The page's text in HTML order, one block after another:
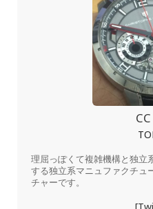
理屈っぽくて複雑機構と独立
する独立系マニュファクチ
チャーです。